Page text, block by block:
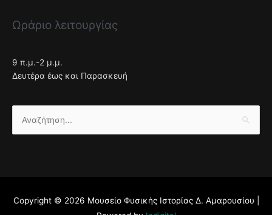
Ωράριο λειτουργίας
9 π.μ.-2 μ.μ.
Δευτέρα έως και Παρασκευή
Αναζήτηση
για:
Copyright © 2026 Μουσείο Φυσικής Ιστορίας Δ. Αμαρουσίου